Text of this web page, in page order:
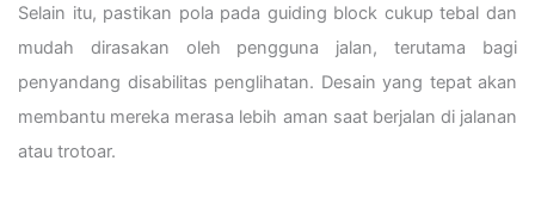
Selain itu, pastikan pola pada guiding block cukup tebal dan
mudah dirasakan oleh pengguna jalan, terutama bagi
penyandang disabilitas penglihatan. Desain yang tepat akan
membantu mereka merasa lebih aman saat berjalan di jalanan
atau trotoar.